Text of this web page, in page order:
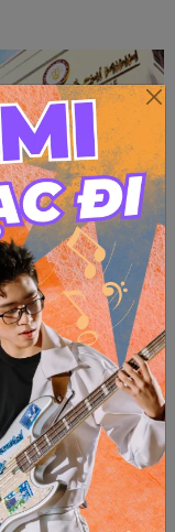
Nhạc viện có cách
của Bộ Giáo dục,
thuật, là những
cái “gu” chấm...